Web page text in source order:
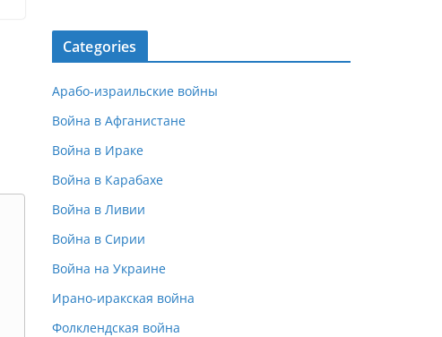
Categories
Арабо-израильские войны
Война в Афганистане
Война в Ираке
Война в Карабахе
Война в Ливии
Война в Сирии
Война на Украине
Ирано-иракская война
Фолклендская война